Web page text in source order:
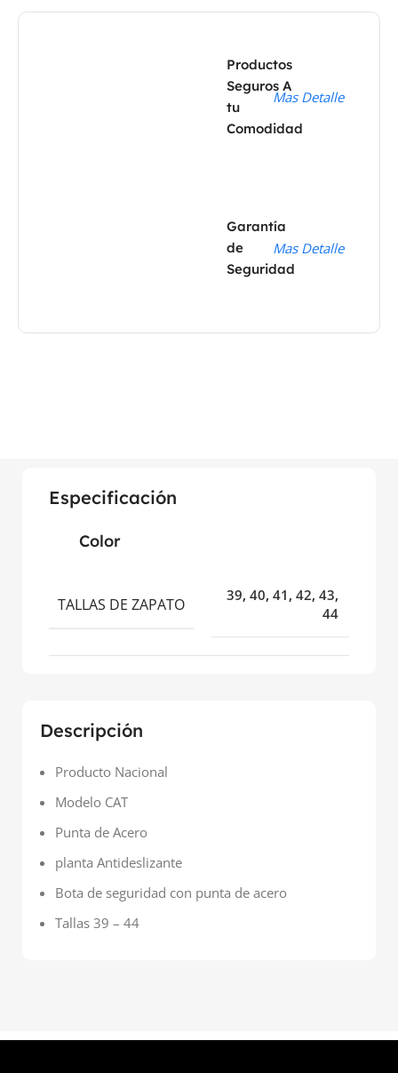
Productos
Seguros A
tu
Comodidad
Mas Detalle
Garantía
de
Seguridad
Mas Detalle
Descripción
Producto Nacional
Modelo CAT
Punta de Acero
planta Antideslizante
Bota de seguridad con punta de acero
Tallas 39 – 44
Especificación
Color
TALLAS DE ZAPATO
39, 40, 41 , 42, 43,
44